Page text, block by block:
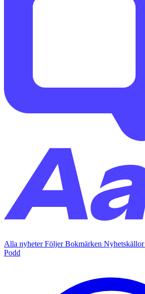
Alla nyheterFöljerBokmärken Nyhetskällor
Podd